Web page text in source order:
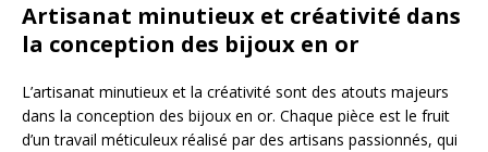
Artisanat minutieux et créativité dans
la conception des bijoux en or
L’artisanat minutieux et la créativité sont des atouts majeurs
dans la conception des bijoux en or. Chaque pièce est le fruit
d’un travail méticuleux réalisé par des artisans passionnés, qui